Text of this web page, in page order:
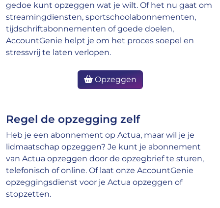
gedoe kunt opzeggen wat je wilt. Of het nu gaat om
streamingdiensten, sportschoolabonnementen,
tijdschriftabonnementen of goede doelen,
AccountGenie helpt je om het proces soepel en
stressvrij te laten verlopen.
Opzeggen
Regel de opzegging zelf
Heb je een abonnement op Actua, maar wil je je
lidmaatschap opzeggen? Je kunt je abonnement
van Actua opzeggen door de opzegbrief te sturen,
telefonisch of online. Of laat onze AccountGenie
opzeggingsdienst voor je Actua opzeggen of
stopzetten.